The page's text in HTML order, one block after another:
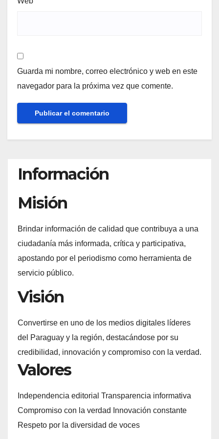
Guarda mi nombre, correo electrónico y web en este
navegador para la próxima vez que comente.
Información
Misión
Brindar información de calidad que contribuya a una
ciudadanía más informada, crítica y participativa,
apostando por el periodismo como herramienta de
servicio público.
Visión
Convertirse en uno de los medios digitales líderes
del Paraguay y la región, destacándose por su
credibilidad, innovación y compromiso con la verdad.
Valores
Independencia editorial Transparencia informativa
Compromiso con la verdad Innovación constante
Respeto por la diversidad de voces